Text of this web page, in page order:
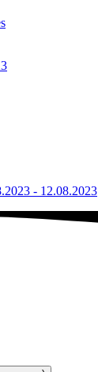
- 12.08.2023